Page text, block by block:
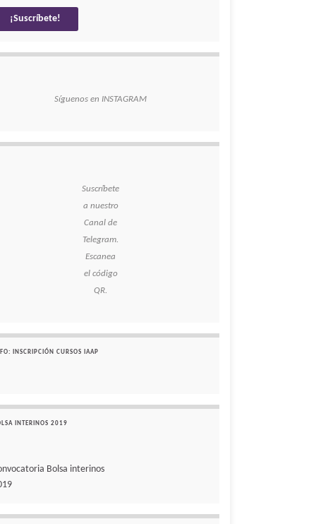
Síguenos en INSTAGRAM
Suscríbete
a nuestro
Canal de
Telegram.
Escanea
el código
QR.
INSCRIPCIÓN CURSOS IAAP
INTERINOS 2019
Bolsa interinos